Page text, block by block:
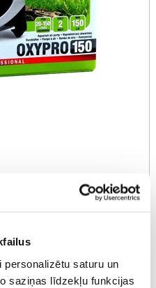
saturu un
saziņas līdzekļu funkcijas